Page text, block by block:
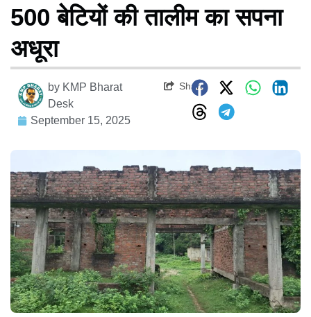
500 बेटियों की तालीम का सपना
अधूरा
by KMP Bharat
Desk
September 15, 2025
Share